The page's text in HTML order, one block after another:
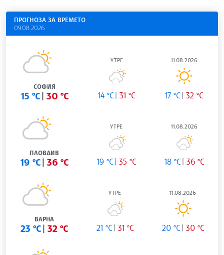
ПРОГНОЗА ЗА ВРЕМЕТО
09.08.2026
СОФИЯ
15 °C 30 °C
УТРЕ
14 °C 31 °C
11.08.2026
17 °C 32 °C
ПЛОВДИВ
19 °C 36 °C
УТРЕ
19 °C 35 °C
11.08.2026
18 °C 36 °C
ВАРНА
23 °C 32 °C
УТРЕ
21 °C 31 °C
11.08.2026
20 °C 30 °C